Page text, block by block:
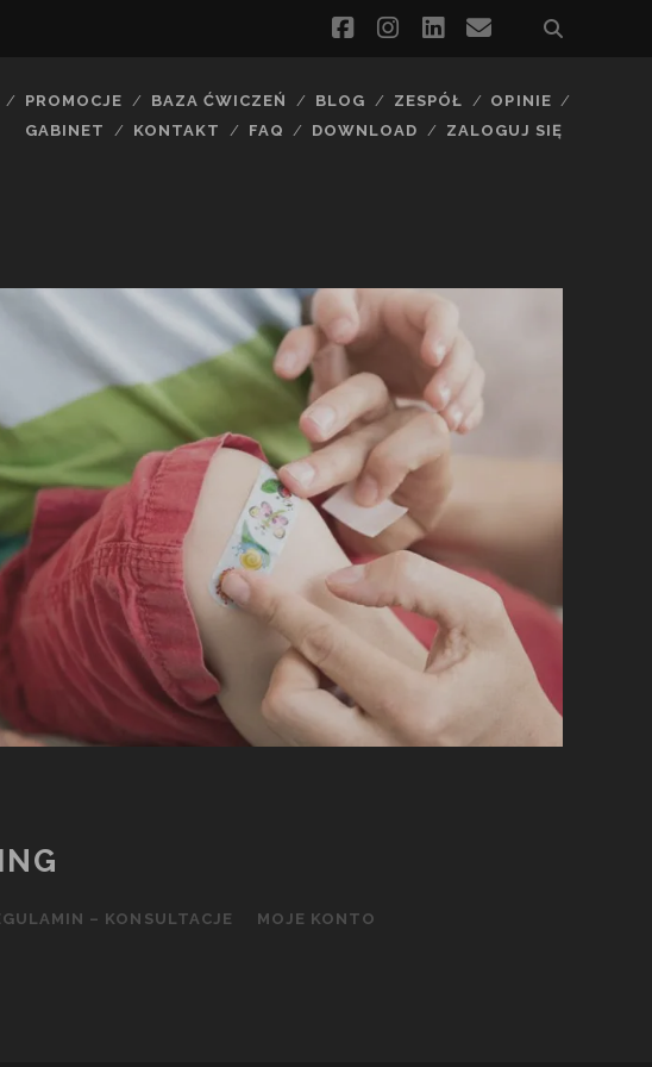
facebookinstagram
linkedinemail
PROMOCJE BAZA ĆWICZEŃ BLOG ZESPÓŁ
OPINIE
GABINET
KONTAKT FAQ DOWNLOAD ZALOGUJ SIĘ
– KONSULTACJE MOJE KONTO